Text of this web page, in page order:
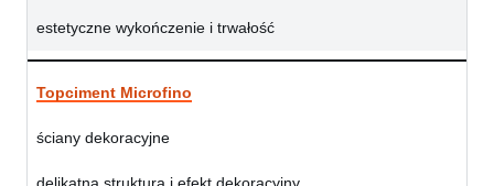
estetyczne wykończenie i trwałość
Topciment Microfino
ściany dekoracyjne